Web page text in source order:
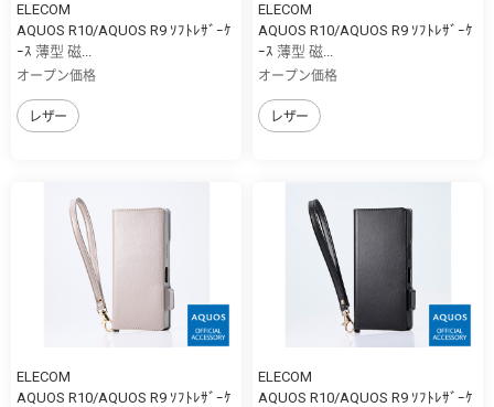
ELECOM
AQUOS R10/AQUOS R9 ｿﾌﾄﾚｻﾞｰｹ
ｰｽ 薄型 磁...
オープン価格
レザー
ELECOM
AQUOS R10/AQUOS R9 ｿﾌﾄﾚｻﾞｰｹ
ｰｽ 薄型 磁...
オープン価格
レザー
ELECOM
AQUOS R10/AQUOS R9 ｿﾌﾄﾚｻﾞｰｹ
ELECOM
AQUOS R10/AQUOS R9 ｿﾌﾄﾚｻﾞｰｹ